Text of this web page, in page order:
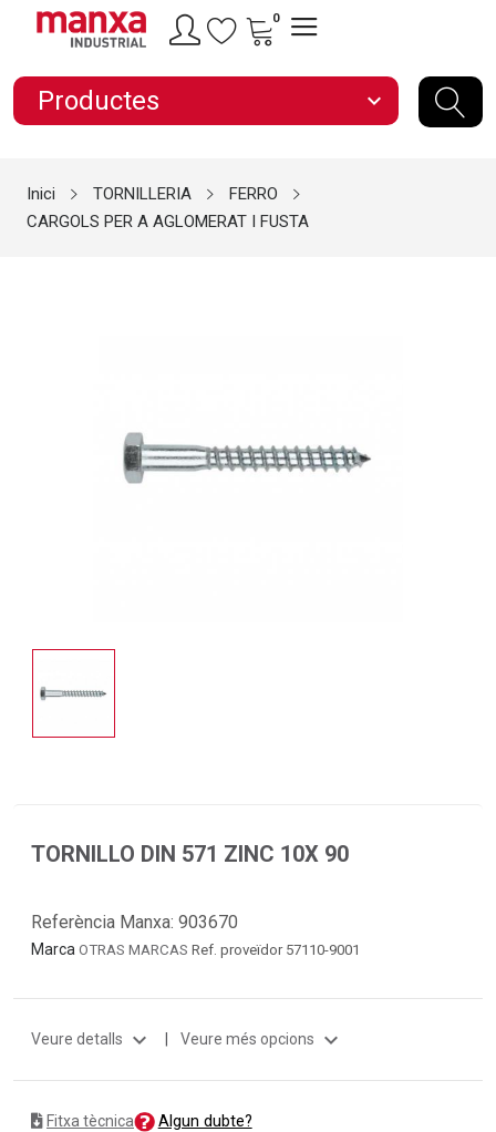
0
Productes expand_more
Inici TORNILLERIA
FERRO
CARGOLS PER A AGLOMERAT I FUSTA
TORNILLO DIN 571 ZINC 10X 90
Referència Manxa: 903670
Marca OTRAS MARCAS Ref. proveïdor 57110-9001
Veure detalls expand_more | Veure més opcions expand_more
Fitxa tècnica Algun dubte?